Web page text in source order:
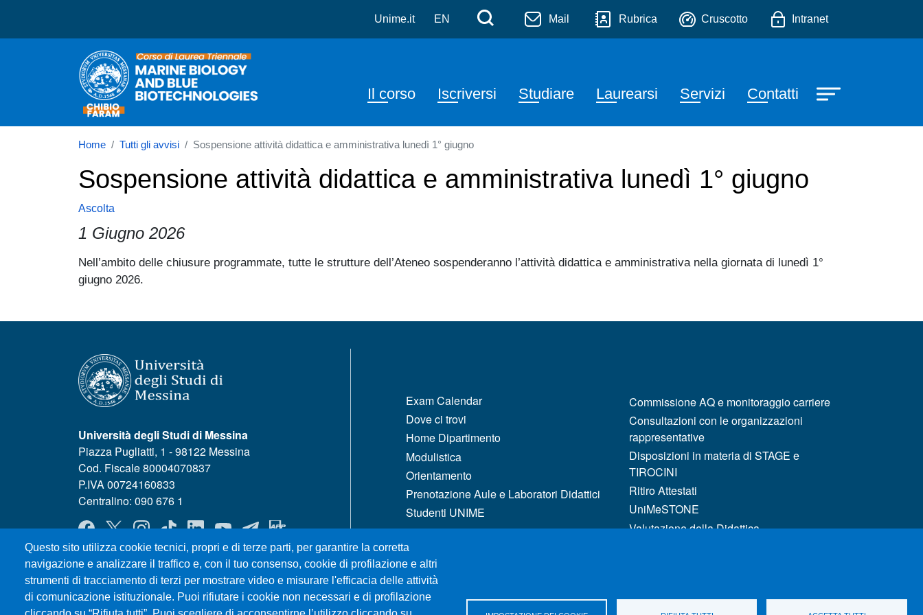
Salta al contenuto principale
Corso di laurea in Marine Sciences and Blue Biotechnologies
Unime.it EN Menù di servizio
Cerca Mail Rubrica Cruscotto Intranet
Navigazione principale
Il corso Iscriversi Studiare Laurearsi Servizi Contatti
Home Tutti gli avvisi Sospensione attività didattica e amministrativa lunedì 1° giugno
Sospensione attività didattica e amministrativa lunedì 1° giugno
Ascolta
1 Giugno 2026
Paragrafo
Nell’ambito delle chiusure programmate, tutte le strutture dell’Ateneo sospenderanno l’attività didattica e amministrativa nella giornata di lunedì 1°
giugno 2026.
Questo sito utilizza cookie tecnici, propri e di terze parti, per garantire la corretta
navigazione e analizzare il traffico e, con il tuo consenso, cookie di profilazione e altri
strumenti di tracciamento di terzi per mostrare video e misurare l'efficacia delle attività
di comunicazione istituzionale. Puoi rifiutare i cookie non necessari e di profilazione
Università degli Studi di Messina
Piazza Pugliatti, 1 - 98122 Messina
Cod. Fiscale 80004070837
P.IVA 00724160833
Centralino: 090 676 1
MENÙ SOCIAL
Exam Calendar
Dove ci trovi
Home Dipartimento
Modulistica
Orientamento
Prenotazione Aule e Laboratori Didattici
Studenti UNIME
Commissione AQ e monitoraggio carriere
Consultazioni con le organizzazioni
rappresentative
Disposizioni in materia di STAGE e
TIROCINI
Ritiro Attestati
UniMeSTONE
Valutazione della Didattica